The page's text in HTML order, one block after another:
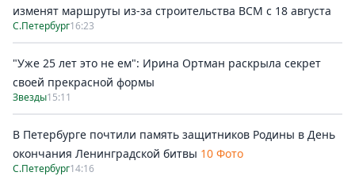
изменят маршруты из-за строительства ВСМ с 18 августа
С.Петербург16:23
"Уже 25 лет это не ем": Ирина Ортман раскрыла секрет
своей прекрасной формы
Звезды15:11
В Петербурге почтили память защитников Родины в День
окончания Ленинградской битвы 10 Фото
С.Петербург14:16